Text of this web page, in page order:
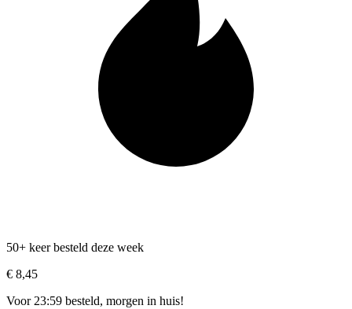
50+ keer besteld deze week
€ 8,45
Voor 23:59 besteld, morgen in huis!